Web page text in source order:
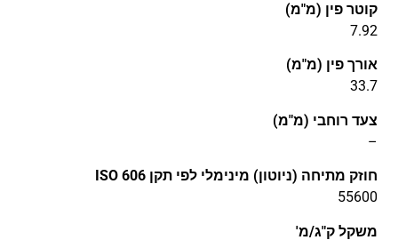
קוטר פין (מ"מ)
7.92
אורך פין (מ"מ)
33.7
צעד רוחבי (מ"מ)
–
חוזק מתיחה (ניוטון) מינימלי לפי תקן ISO 606
55600
משקל ק"ג/מ'